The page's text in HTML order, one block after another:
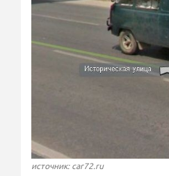
источник: car72.ru